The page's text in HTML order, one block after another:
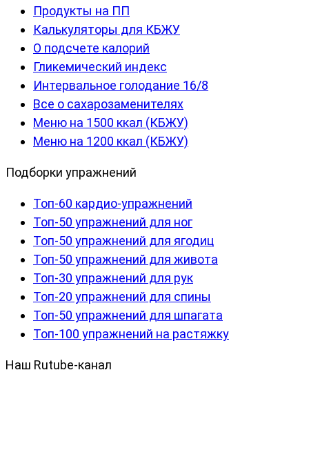
Продукты на ПП
Калькуляторы для КБЖУ
О подсчете калорий
Гликемический индекс
Интервальное голодание 16/8
Все о сахарозаменителях
Меню на 1500 ккал (КБЖУ)
Меню на 1200 ккал (КБЖУ)
Подборки упражнений
Топ-60 кардио-упражнений
Топ-50 упражнений для ног
Топ-50 упражнений для ягодиц
Топ-50 упражнений для живота
Топ-30 упражнений для рук
Топ-20 упражнений для спины
Топ-50 упражнений для шпагата
Топ-100 упражнений на растяжку
Наш Rutube-канал